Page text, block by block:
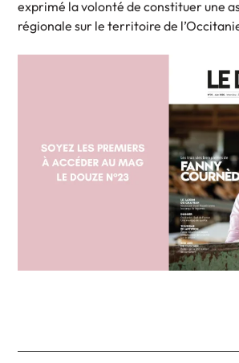
exprimé la volonté de constituer une
régionale sur le territoire de